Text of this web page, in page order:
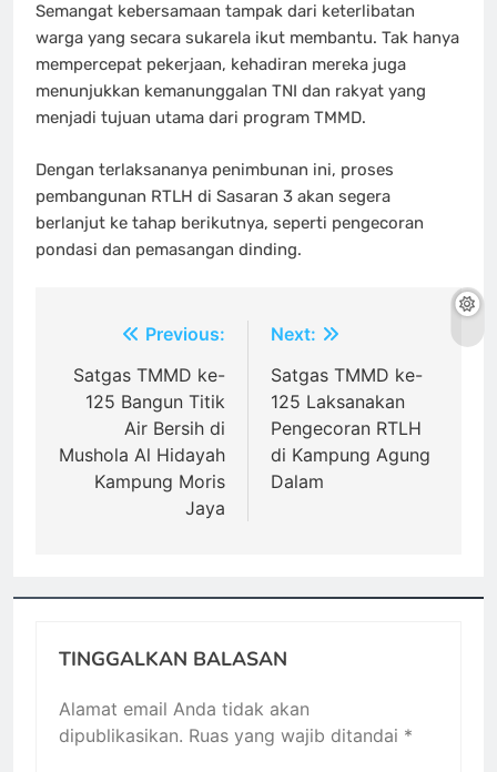
Semangat kebersamaan tampak dari keterlibatan
warga yang secara sukarela ikut membantu. Tak hanya
mempercepat pekerjaan, kehadiran mereka juga
menunjukkan kemanunggalan TNI dan rakyat yang
menjadi tujuan utama dari program TMMD.
Dengan terlaksananya penimbunan ini, proses
pembangunan RTLH di Sasaran 3 akan segera
berlanjut ke tahap berikutnya, seperti pengecoran
pondasi dan pemasangan dinding.
Navigasi
pos
Previous:
Satgas TMMD ke-
125 Bangun Titik
Air Bersih di
Mushola Al Hidayah
Kampung Moris
Jaya
Next:
Satgas TMMD ke-
125 Laksanakan
Pengecoran RTLH
di Kampung Agung
Dalam
TINGGALKAN BALASAN
Alamat email Anda tidak akan
dipublikasikan. Ruas yang wajib ditandai *